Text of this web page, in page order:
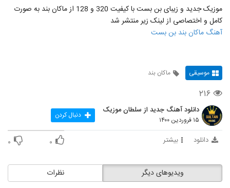
موزیک جدید و زیبای بن بست با کیفیت 320 و 128 از ماکان بند به صورت
کامل و اختصاصی از لینک زیر منتشر شد
آهنگ ماکان بند بن بست
موسیقی ماکان بند
۲۱۶
دانلود آهنگ جدید از سلطان موزیک
۱۵ فروردین ۱۴۰۰ دنبال کردن
دانلود بیشتر ۰ ۰
نظرات ویدیوهای دیگر